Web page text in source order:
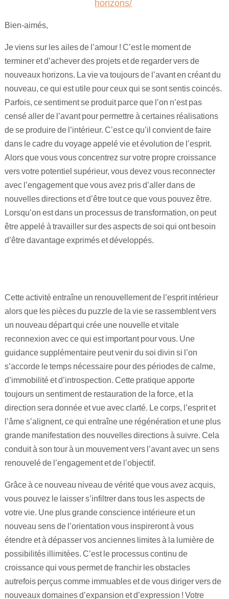
Invocation à la flamme de guérison !
horizons/
Bien-aimés,
Je viens sur les ailes de l’amour ! C’est le moment de
terminer et d’achever des projets et de regarder vers de
nouveaux horizons. La vie va toujours de l’avant en créant du
nouveau, ce qui est utile pour ceux qui se sont sentis coincés.
Parfois, ce sentiment se produit parce que l’on n’est pas
censé aller de l’avant pour permettre à certaines réalisations
de se produire de l’intérieur. C’est ce qu’il convient de faire
dans le cadre du voyage appelé vie et évolution de l’esprit.
Alors que vous vous concentrez sur votre propre croissance
vers votre potentiel supérieur, vous devez vous reconnecter
avec l’engagement que vous avez pris d’aller dans de
nouvelles directions et d’être tout ce que vous pouvez être.
Lorsqu’on est dans un processus de transformation, on peut
être appelé à travailler sur des aspects de soi qui ont besoin
d’être davantage exprimés et développés.
Cette activité entraîne un renouvellement de l’esprit intérieur
alors que les pièces du puzzle de la vie se rassemblent vers
un nouveau départ qui crée une nouvelle et vitale
reconnexion avec ce qui est important pour vous. Une
guidance supplémentaire peut venir du soi divin si l’on
s’accorde le temps nécessaire pour des périodes de calme,
d’immobilité et d’introspection. Cette pratique apporte
toujours un sentiment de restauration de la force, et la
direction sera donnée et vue avec clarté. Le corps, l’esprit et
l’âme s’alignent, ce qui entraîne une régénération et une plus
grande manifestation des nouvelles directions à suivre. Cela
conduit à son tour à un mouvement vers l’avant avec un sens
renouvelé de l’engagement et de l’objectif.
Grâce à ce nouveau niveau de vérité que vous avez acquis,
vous pouvez le laisser s’infiltrer dans tous les aspects de
votre vie. Une plus grande conscience intérieure et un
nouveau sens de l’orientation vous inspireront à vous
étendre et à dépasser vos anciennes limites à la lumière de
possibilités illimitées. C’est le processus continu de
croissance qui vous permet de franchir les obstacles
autrefois perçus comme immuables et de vous diriger vers de
nouveaux domaines d’expansion et d’expression ! Votre